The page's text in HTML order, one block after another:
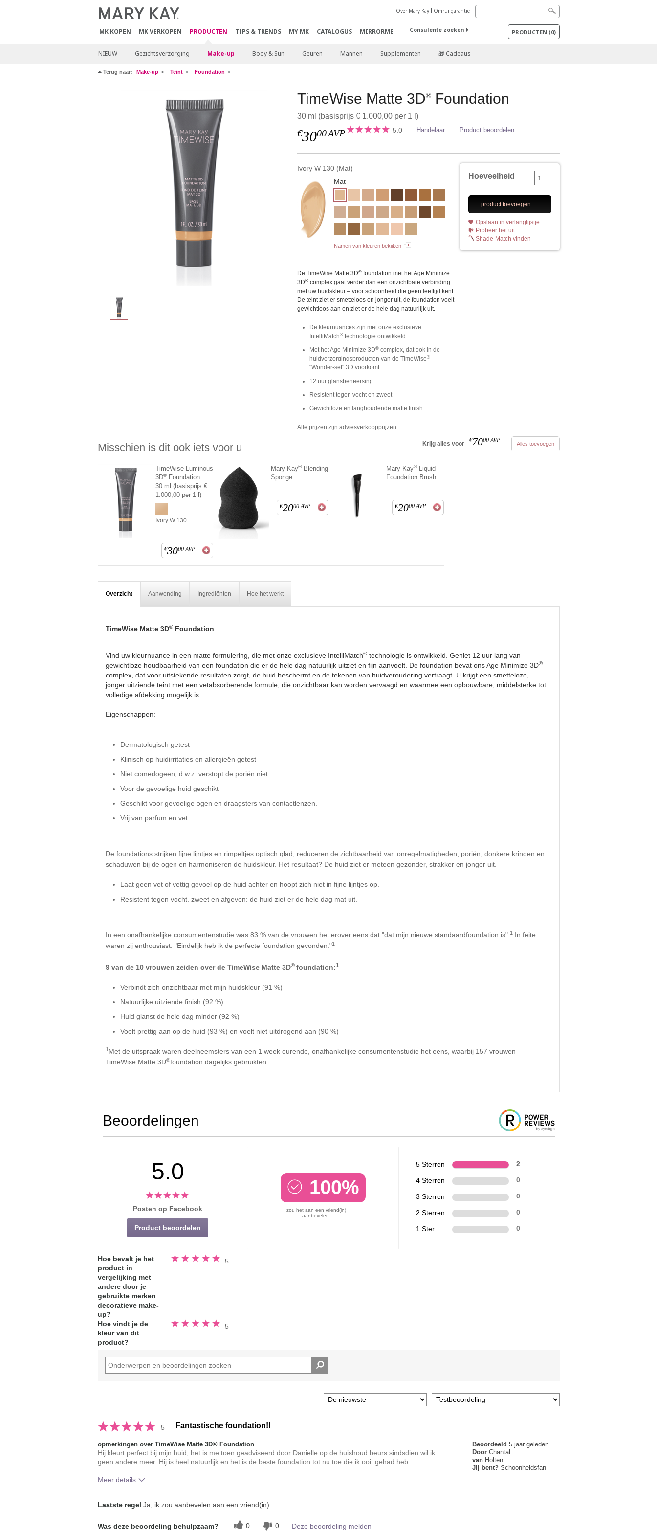
MK KOPEN MK VERKOPEN PRODUCTEN TIPS & TRENDS MY MK CATALOGUS MIRRORME
Over Mary Kay Omruilgarantie
Consulente zoeken PRODUCTEN (0)
NIEUW Gezichtsverzorging Make-up Body & Sun Geuren Mannen Supplementen 🎁 Cadeaus
Terug naar: Make-up Teint Foundation
TimeWise Matte 3D® Foundation
30 ml (basisprijs € 1.000,00 per 1 l)
€3000AVP 5.0 Handelaar Product beoordelen
Ivory W 130 (Mat)
Mat
Namen van kleuren bekijken
Hoeveelheid
product toevoegen
Opslaan in verlanglijstje
Probeer het uit
Shade-Match vinden
De TimeWise Matte 3D® foundation met het Age Minimize
3D® complex gaat verder dan een onzichtbare verbinding
met uw huidskleur – voor schoonheid die geen leeftijd kent.
De teint ziet er smetteloos en jonger uit, de foundation voelt
gewichtloos aan en ziet er de hele dag natuurlijk uit.
De kleurnuances zijn met onze exclusieve
IntelliMatch® technologie ontwikkeld
Met het Age Minimize 3D® complex, dat ook in de
huidverzorgingsproducten van de TimeWise®
"Wonder-set" 3D voorkomt
12 uur glansbeheersing
Resistent tegen vocht en zweet
Gewichtloze en langhoudende matte finish
Alle prijzen zijn adviesverkoopprijzen
Misschien is dit ook iets voor u Krijg alles voor €7000 AVP Alles toevoegen
TimeWise Luminous
3D®Foundation
30 ml (basisprijs €
1.000,00 per 1 l)
Ivory W 130
€3000 AVP
Mary Kay®Blending
Sponge
€2000 AVP
Mary Kay®Liquid
Foundation Brush
€2000 AVP
Overzicht Aanwending Ingrediënten Hoe het werkt
TimeWise Matte 3D®Foundation
Vind uw kleurnuance in een matte formulering, die met onze exclusieve IntelliMatch®technologie is ontwikkeld. Geniet 12 uur lang van
gewichtloze houdbaarheid van een foundation die er de hele dag natuurlijk uitziet en fijn aanvoelt. De foundation bevat ons Age Minimize 3D®
complex, dat voor uitstekende resultaten zorgt, de huid beschermt en de tekenen van huidveroudering vertraagt. U krijgt een smetteloze,
jonger uitziende teint met een vetabsorberende formule, die onzichtbaar kan worden vervaagd en waarmee een opbouwbare, middelsterke tot
volledige afdekking mogelijk is.
Eigenschappen:
Dermatologisch getest
Klinisch op huidirritaties en allergieën getest
Niet comedogeen, d.w.z. verstopt de poriën niet.
Voor de gevoelige huid geschikt
Geschikt voor gevoelige ogen en draagsters van contactlenzen.
Vrij van parfum en vet
De foundations strijken fijne lijntjes en rimpeltjes optisch glad, reduceren de zichtbaarheid van onregelmatigheden, poriën, donkere kringen en
schaduwen bij de ogen en harmoniseren de huidskleur. Het resultaat? De huid ziet er meteen gezonder, strakker en jonger uit.
Laat geen vet of vettig gevoel op de huid achter en hoopt zich niet in fijne lijntjes op.
Resistent tegen vocht, zweet en afgeven; de huid ziet er de hele dag mat uit.
In een onafhankelijke consumentenstudie was 83 % van de vrouwen het erover eens dat "dat mijn nieuwe standaardfoundation is". 1In feite
waren zij enthousiast: "Eindelijk heb ik de perfecte foundation gevonden."1
9 van de 10 vrouwen zeiden over de TimeWise Matte 3D® foundation:1
Verbindt zich onzichtbaar met mijn huidskleur (91 %)
Natuurlijke uitziende finish (92 %)
Huid glanst de hele dag minder (92 %)
Voelt prettig aan op de huid (93 %) en voelt niet uitdrogend aan (90 %)
1Met de uitspraak waren deelneemsters van een 1 week durende, onafhankelijke consumentenstudie het eens, waarbij 157 vrouwen
TimeWise Matte 3D®foundation dagelijks gebruikten.
Beoordelingen
5.0
Posten op Facebook
Product beoordelen
100%
zou het aan een vriend(in)
aanbevelen.
5 Sterren 2
4 Sterren 0
3 Sterren 0
2 Sterren 0
1 Ster 0
Hoe bevalt je het
product in
vergelijking met
andere door je
gebruikte merken
decoratieve make-
up?
5
Beoordeeld
5.0
Hoe vindt je de
kleur van dit
product?
5
Beoordeeld
5.0
5 Fantastische foundation!!
Beoordeeld5 jaar geleden
Door Chantal
van Holten
Jij bent?Schoonheidsfan
opmerkingen over TimeWise Matte 3D® Foundation
Hij kleurt perfect bij mijn huid, het is me toen geadviseerd door Danielle op de huishoud beurs sindsdien wil ik
geen andere meer. Hij is heel natuurlijk en het is de beste foundation tot nu toe die ik ooit gehad heb
Meer details
Hoe bevalt je het product in vergelijking met andere door
je gebruikte merken decoratieve make-up?
Laatste regel Ja, ik zou aanbevelen aan een vriend(in)
Was deze beoordeling behulpzaam? 0 0 Deze beoordeling melden